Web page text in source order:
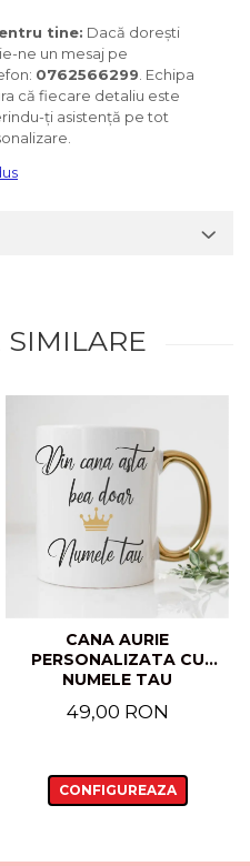
tine: Dacă dorești
ne un mesaj pe
0762566299 . Echipa
că fiecare detaliu este
ți asistență pe tot
SIMILARE
CANA AURIE
PERSONALIZATA CU
NUMELE TAU
49,00 RON
CONFIGUREAZA